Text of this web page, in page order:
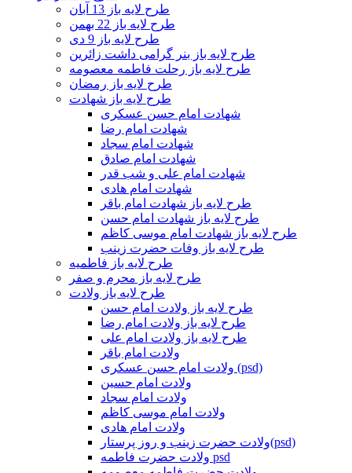
طرح لایه باز 13 آبان
طرح لایه باز 22 بهمن
طرح لایه باز 9 دی
طرح لایه باز بنر گرامی داشت زائرین
طرح لایه باز رحلت فاطمه معصومه
طرح لایه باز رمضان
طرح لایه باز شهادت
شهادت امام حسن عسکری
شهادت امام رضا
شهادت امام سجاد
شهادت امام صادق
شهادت امام علی و شب قدر
شهادت امام هادی
طرح لایه باز شهادت امام باقر
طرح لایه باز شهادت امام حسن
طرح لایه باز شهادت امام موسی کاظم
طرح لایه باز وفات حضرت زینب
طرح لایه باز فاطمیه
طرح لایه باز محرم و صفر
طرح لایه باز ولادت
طرح لایه باز ولادت امام حسن
طرح لایه باز ولادت امام رضا
طرح لایه باز ولادت امام علی
ولادت امام باقر
ولادت امام حسن عسکری (psd)
ولادت امام حسین
ولادت امام سجاد
ولادت امام موسی کاظم
ولادت امام هادی
ولادت حضرت زینب و روز پرستار(psd)
ولادت حضرت فاطمه psd